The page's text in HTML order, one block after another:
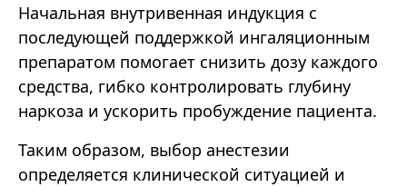
Начальная внутривенная индукция с
последующей поддержкой ингаляционным
препаратом помогает снизить дозу каждого
средства, гибко контролировать глубину
наркоза и ускорить пробуждение пациента.
Таким образом, выбор анестезии
определяется клинической ситуацией и